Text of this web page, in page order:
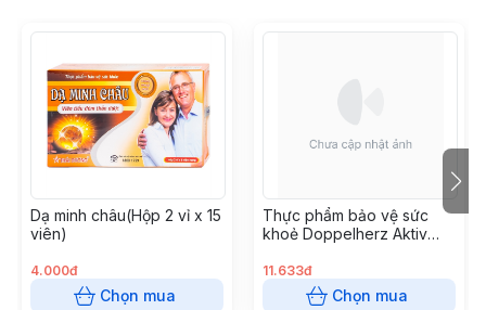
Dạ minh châu(Hộp 2 vỉ x 15
viên)
4.000đ
Chọn mua
Thực phẩm bảo vệ sức
khoẻ Doppelherz Aktiv
11.633đ
Chọn mua